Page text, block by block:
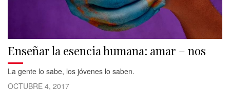
Enseñar la esencia humana: amar – nos
La gente lo sabe, los jóvenes lo saben.
OCTUBRE 4, 2017